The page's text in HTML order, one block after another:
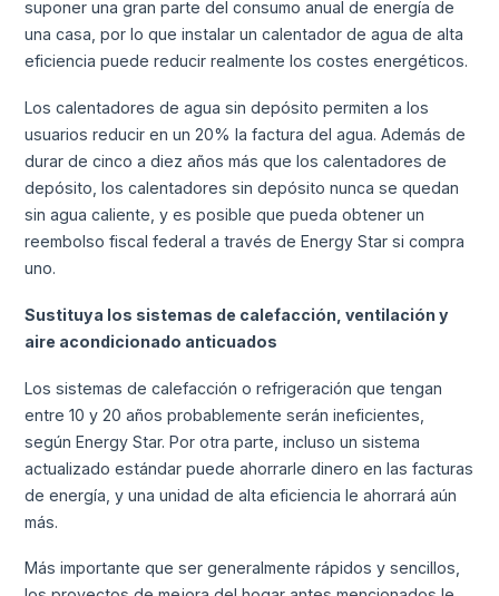
suponer una gran parte del consumo anual de energía de
una casa, por lo que instalar un calentador de agua de alta
eficiencia puede reducir realmente los costes energéticos.
Los calentadores de agua sin depósito permiten a los
usuarios reducir en un 20% la factura del agua. Además de
durar de cinco a diez años más que los calentadores de
depósito, los calentadores sin depósito nunca se quedan
sin agua caliente, y es posible que pueda obtener un
reembolso fiscal federal a través de Energy Star si compra
uno.
Sustituya los sistemas de calefacción, ventilación y
aire acondicionado anticuados
Los sistemas de calefacción o refrigeración que tengan
entre 10 y 20 años probablemente serán ineficientes,
según Energy Star. Por otra parte, incluso un sistema
actualizado estándar puede ahorrarle dinero en las facturas
de energía, y una unidad de alta eficiencia le ahorrará aún
más.
Más importante que ser generalmente rápidos y sencillos,